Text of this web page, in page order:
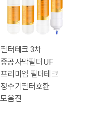
필터테크 3차
중공사막필터 UF
프리미엄 필터테크
정수기필터호환
모음전